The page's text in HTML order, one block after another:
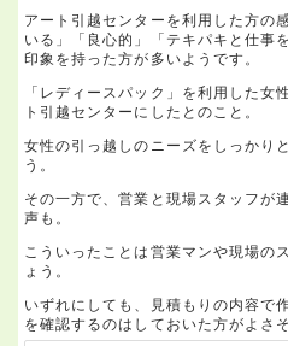
アート引越センターを利用した方の
いる」「良心的」「テキパキと仕事
印象を持った方が多いようです。
「レディースパック」を利用した女
ト引越センターにしたとのこと。
女性の引っ越しのニーズをしっかり
う。
その一方で、営業と現場スタッフが
声も。
こういったことは営業マンや現場の
ょう。
いずれにしても、見積もりの内容で
を確認するのはしておいた方がよさ